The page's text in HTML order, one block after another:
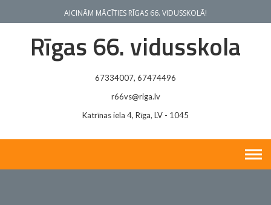
AICINĀM MĀCĪTIES RĪGAS 66. VIDUSSKOLĀ!
Rīgas 66. vidusskola
67334007, 67474496
r66vs@riga.lv
Katrīnas iela 4, Rīga, LV - 1045